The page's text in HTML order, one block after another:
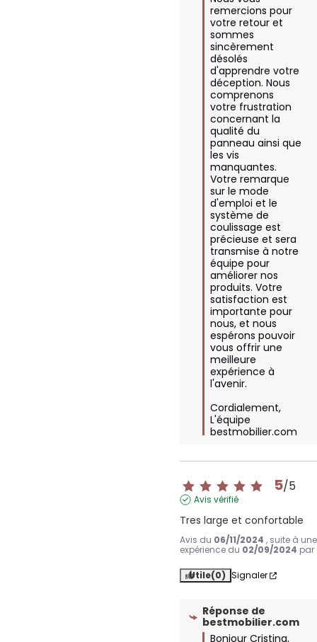
remercions pour
votre retour et
sommes
sincèrement
désolés
d'apprendre votre
déception. Nous
comprenons
votre frustration
concernant la
qualité du
panneau ainsi que
les vis
manquantes.
Votre remarque
sur le mode
d'emploi et le
système de
coulissage est
précieuse et sera
transmise à notre
équipe pour
améliorer nos
produits. Votre
satisfaction est
importante pour
nous, et nous
espérons pouvoir
vous offrir une
meilleure
expérience à
l'avenir.
Cordialement,
L'équipe
bestmobilier.com
5/5
Avis vérifié
Tres large et confortable
Avis du 06/11/2024 , suite à une
expérience du 02/09/2024 par
Utile(0) Signaler
Réponse de
bestmobilier.com
Bonjour Cristina,